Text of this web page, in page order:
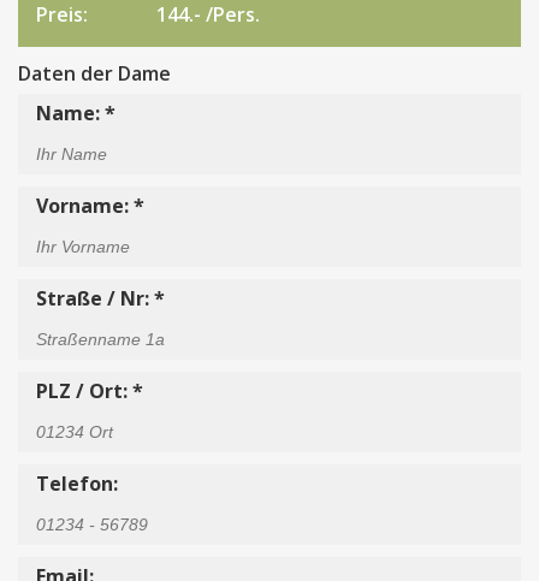
Preis:
144.- /Pers.
Daten der Dame
Name: *
Vorname: *
Straße / Nr: *
PLZ / Ort: *
Telefon: